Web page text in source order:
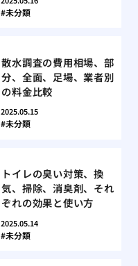
未分類
散水調査の費用相場、部
分、全面、足場、業者別
の料金比較
2025.05.15
未分類
トイレの臭い対策、換
気、掃除、消臭剤、それ
ぞれの効果と使い方
2025.05.14
未分類